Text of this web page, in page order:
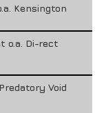
Kensington
o.a. Di-rect
Void